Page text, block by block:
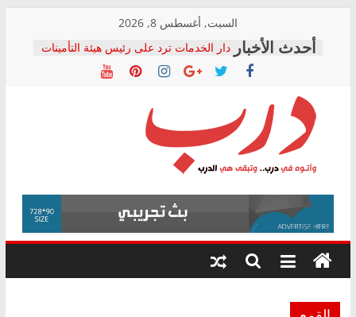
content
السبت, أغسطس 8, 2026
دار الخدمات ترد على رئيس هيئة التأمينات
بعد مؤتمره الصحفي: إنكار الأزمة لا ينهي
معاناة أصحاب المعاشات.. ونطالب بكشف
فرحات سليمان يكتب: القطاع الصحي إلى
أين؟
حزب التحالف الشعبي يطلق لجنة “الحق
في الصحة” بالإسكندرية لرصد الانتهاكات
ودعم المرضى
الوزاري لمدينة الصحفيين.. وانتهاء أعمال
إنشاء المبنى الإداري
المجلس القومي لحقوق الإنسان يعلن
متابعة قضية الدكتور محمد زهران.. ويؤكد:
قرينة البراءة وضمانات المحاكمة العادلة
درب
وأتوه
درب..
وتبقى
هي